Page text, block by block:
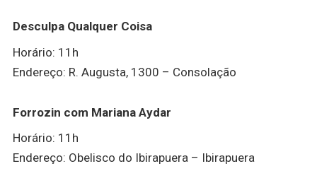
Desculpa Qualquer Coisa
Horário: 11h
Endereço: R. Augusta, 1300 – Consolação
Forrozin com Mariana Aydar
Horário: 11h
Endereço: Obelisco do Ibirapuera – Ibirapuera